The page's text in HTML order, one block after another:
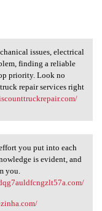
issues, electrical
finding a reliable
priority. Look no
repair services right
and
you put into each
is evident, and
you.